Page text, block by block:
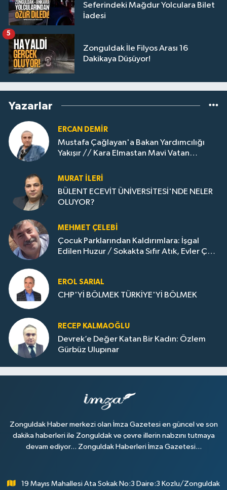
Seferindeki Mağdur Yolculara Bilet
İadesi
Zonguldak İle Filyos Arası 16
Dakikaya Düşüyor!
5
Yazarlar
ERCAN DEMIR
Mustafa Çağlayan'a Bakan Yardımcılığı
Yakışır // ​Kara Elmastan Mavi Vatan
MURAT İLERI
BÜLENT ECEVİT ÜNİVERSİTESİ'NDE NELER
OLUYOR?
MEHMET ÇELEBI
Çocuk Parklarından Kaldırımlara: İşgal
Edilen Huzur / Sokakta Sıfır Atık, Evler Çöp
EROL SARIAL
CHP'Yİ BÖLMEK TÜRKİYE'Yİ BÖLMEK
RECEP KALMAOĞLU
Devrek’e Değer Katan Bir Kadın: Özlem
Gürbüz Ulupınar
Zonguldak Haber merkezi olan İmza Gazetesi en güncel ve son
dakika haberleri ile Zonguldak ve çevre illerin nabzını tutmaya
devam ediyor... Zonguldak Haberleri İmza Gazetesi...
19 Mayıs Mahallesi Ata Sokak No:3 Daire:3 Kozlu/Zonguldak